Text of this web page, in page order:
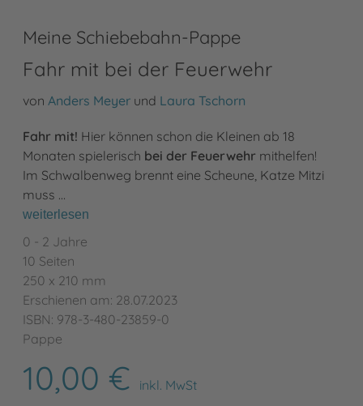
Meine Schiebebahn-Pappe
Fahr mit bei der Feuerwehr
von Anders Meyer und Laura Tschorn
Fahr mit! Hier können schon die Kleinen ab 18
Monaten spielerisch bei der Feuerwehr mithelfen!
Im Schwalbenweg brennt eine Scheune, Katze Mitzi
muss …
weiterlesen
0 - 2 Jahre
10 Seiten
250 x 210 mm
Erschienen am: 28.07.2023
ISBN: 978-3-480-23859-0
Pappe
10,00 €
inkl. MwSt